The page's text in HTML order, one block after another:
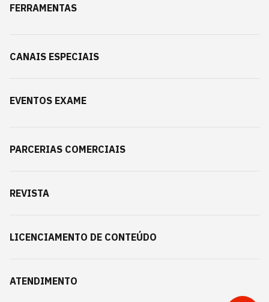
FERRAMENTAS
CANAIS ESPECIAIS
EVENTOS EXAME
PARCERIAS COMERCIAIS
REVISTA
LICENCIAMENTO DE CONTEÚDO
ATENDIMENTO